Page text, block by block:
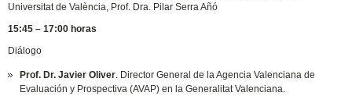
Universitat de València, Prof. Dra. Pilar Serra Añó
15:45 – 17:00 horas
Diálogo
Prof. Dr. Javier Oliver. Director General de la Agencia Valenciana de
Evaluación y Prospectiva (AVAP) en la Generalitat Valenciana.